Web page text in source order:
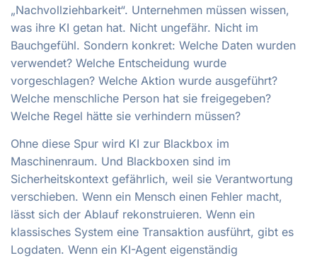
„Nachvollziehbarkeit“. Unternehmen müssen wissen,
was ihre KI getan hat. Nicht ungefähr. Nicht im
Bauchgefühl. Sondern konkret: Welche Daten wurden
verwendet? Welche Entscheidung wurde
vorgeschlagen? Welche Aktion wurde ausgeführt?
Welche menschliche Person hat sie freigegeben?
Welche Regel hätte sie verhindern müssen?
Ohne diese Spur wird KI zur Blackbox im
Maschinenraum. Und Blackboxen sind im
Sicherheitskontext gefährlich, weil sie Verantwortung
verschieben. Wenn ein Mensch einen Fehler macht,
lässt sich der Ablauf rekonstruieren. Wenn ein
klassisches System eine Transaktion ausführt, gibt es
Logdaten. Wenn ein KI-Agent eigenständig